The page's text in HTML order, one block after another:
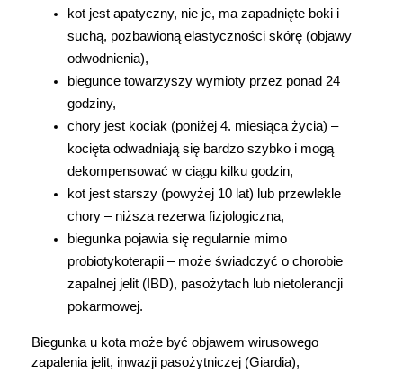
kot jest apatyczny, nie je, ma zapadnięte boki i
suchą, pozbawioną elastyczności skórę (objawy
odwodnienia),
biegunce towarzyszy wymioty przez ponad 24
godziny,
chory jest kociak (poniżej 4. miesiąca życia) –
kocięta odwadniają się bardzo szybko i mogą
dekompensować w ciągu kilku godzin,
kot jest starszy (powyżej 10 lat) lub przewlekle
chory – niższa rezerwa fizjologiczna,
biegunka pojawia się regularnie mimo
probiotykoterapii – może świadczyć o chorobie
zapalnej jelit (IBD), pasożytach lub nietolerancji
pokarmowej.
Biegunka u kota może być objawem wirusowego
zapalenia jelit, inwazji pasożytniczej (Giardia),